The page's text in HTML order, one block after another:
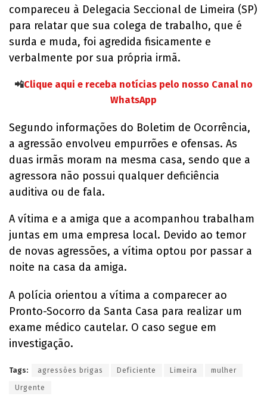
compareceu à Delegacia Seccional de Limeira (SP)
para relatar que sua colega de trabalho, que é
surda e muda, foi agredida fisicamente e
verbalmente por sua própria irmã.
📲Clique aqui e receba notícias pelo nosso Canal no
WhatsApp
Segundo informações do Boletim de Ocorrência,
a agressão envolveu empurrões e ofensas. As
duas irmãs moram na mesma casa, sendo que a
agressora não possui qualquer deficiência
auditiva ou de fala.
A vítima e a amiga que a acompanhou trabalham
juntas em uma empresa local. Devido ao temor
de novas agressões, a vítima optou por passar a
noite na casa da amiga.
A polícia orientou a vítima a comparecer ao
Pronto-Socorro da Santa Casa para realizar um
exame médico cautelar. O caso segue em
investigação.
Tags: agressões brigas Deficiente Limeira mulher
Urgente